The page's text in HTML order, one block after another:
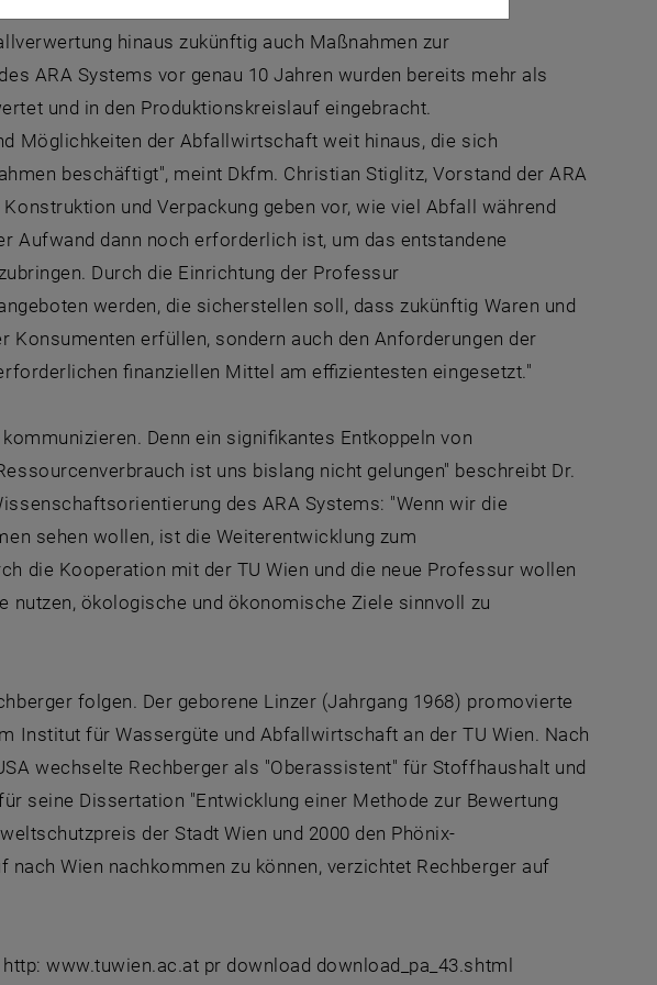
hinaus zukünftig auch Maßnahmen zur
ARA Systems vor genau 10 Jahren wurden bereits mehr als
und in den Produktionskreislauf eingebracht.
Möglichkeiten der Abfallwirtschaft weit hinaus, die sich
beschäftigt", meint Dkfm. Christian Stiglitz, Vorstand der ARA
und Verpackung geben vor, wie viel Abfall während
Aufwand dann noch erforderlich ist, um das entstandene
Durch die Einrichtung der Professur
werden, die sicherstellen soll, dass zukünftig Waren und
Konsumenten erfüllen, sondern auch den Anforderungen der
finanziellen Mittel am effizientesten eingesetzt."
Denn ein signifikantes Entkoppeln von
ist uns bislang nicht gelungen" beschreibt Dr.
des ARA Systems: "Wenn wir die
sehen wollen, ist die Weiterentwicklung zum
die Kooperation mit der TU Wien und die neue Professur wollen
nutzen, ökologische und ökonomische Ziele sinnvoll zu
folgen. Der geborene Linzer (Jahrgang 1968) promovierte
Institut für Wassergüte und Abfallwirtschaft an der TU Wien. Nach
wechselte Rechberger als "Oberassistent" für Stoffhaushalt und
seine Dissertation "Entwicklung einer Methode zur Bewertung
der Stadt Wien und 2000 den Phönix-
Wien nachkommen zu können, verzichtet Rechberger auf
www.tuwien.ac.at pr download download_pa_43.shtml